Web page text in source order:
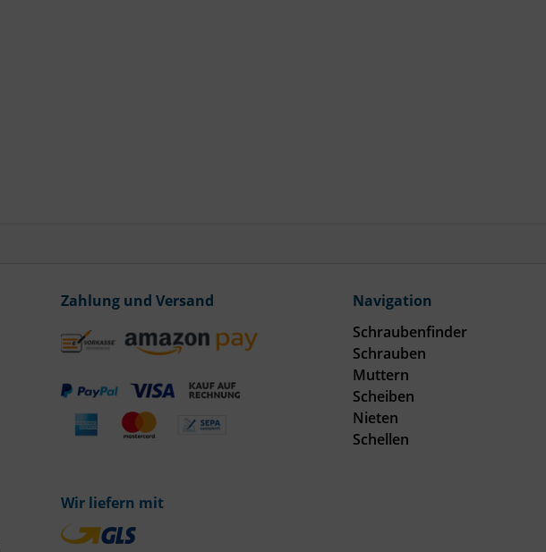
Zahlung und Versand
Wir liefern mit
Navigation
Schraubenfinder
Schrauben
Muttern
Scheiben
Nieten
Schellen